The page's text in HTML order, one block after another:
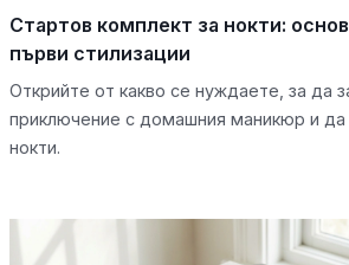
Стартов комплект за нокти:
първи стилизации
Открийте от какво се нуждаете, за да
приключение с домашния маникюр и да
нокти.